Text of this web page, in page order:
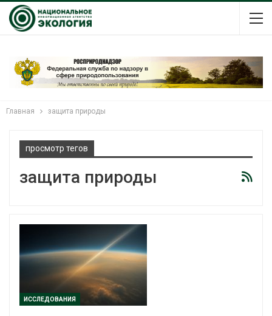
Главная защита природы
просмотр тегов
защита природы
ИССЛЕДОВАНИЯ